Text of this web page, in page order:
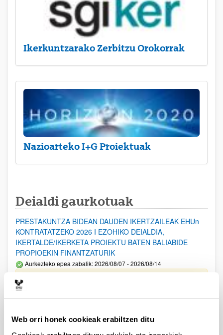
Web orri honek cookieak erabiltzen ditu
Ikerkuntzarako Zerbitzu Orokorrak
Nazioarteko I+G Proiektuak
Deialdi gaurkotuak
PRESTAKUNTZA BIDEAN DAUDEN IKERTZAILEAK EHUn
KONTRATATZEKO 2026 I EZOHIKO DEIALDIA,
IKERTALDE/IKERKETA PROIEKTU BATEN BALIABIDE
PROPIOEKIN FINANTZATURIK
Aurkezteko epea zabalik: 2026/08/07 - 2026/08/14
Izapide irekia